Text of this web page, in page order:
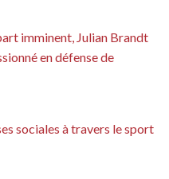
imminent, Julian Brandt
en défense de
sociales à travers le sport